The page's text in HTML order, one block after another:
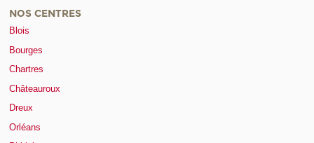
NOS CENTRES
Blois
Bourges
Chartres
Châteauroux
Dreux
Orléans